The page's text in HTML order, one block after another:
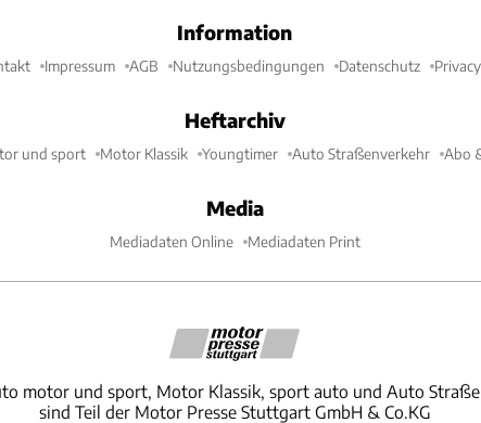
Information
Impressum AGB Nutzungsbedingungen Datenschutz
Heftarchiv
und sport Motor Klassik Youngtimer Auto Straßenverkehr Abo
Media
Mediadaten Online Mediadaten Print
motor und sport, Motor Klassik, sport auto und Auto
sind Teil der Motor Presse Stuttgart GmbH & Co.KG